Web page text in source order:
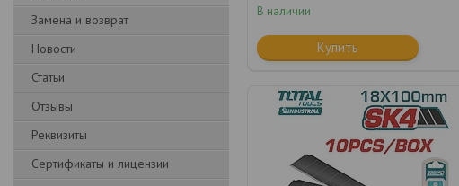
Замена и возврат
Новости
Статьи
Отзывы
Реквизиты
Сертификаты и лицензии
В наличии
Купить